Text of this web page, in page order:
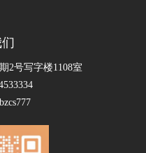
2号写字楼1108室